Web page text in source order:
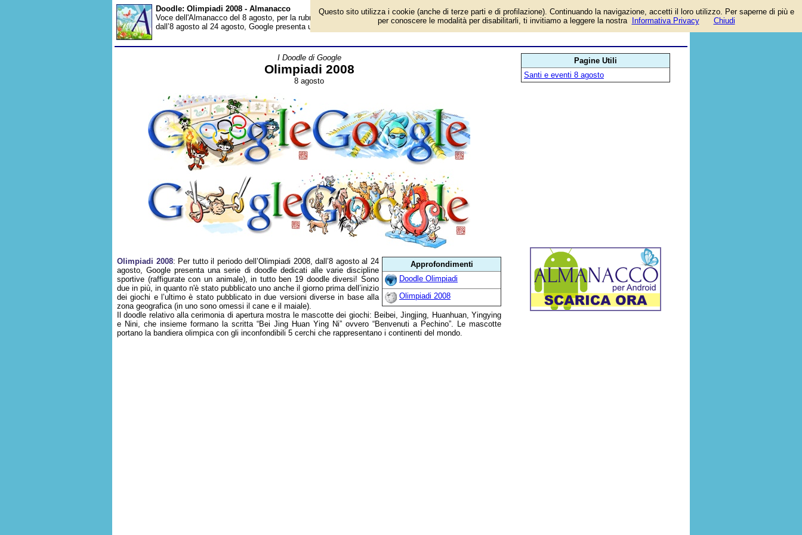
Doodle: Olimpiadi 2008 - Almanacco
Voce dell'Almanacco del 8 agosto, per la rubrica 'I Doodle di Google'. Per tutto il periodo dell’Olimpiadi 2008,
dall’8 agosto al 24 agosto, Google presenta una serie di doodle dedicati alle varie discipline sportive...
I Doodle di Google
Olimpiadi 2008
8 agosto
Approfondimenti
Doodle Olimpiadi
Olimpiadi 2008
Olimpiadi 2008: Per tutto il periodo dell’Olimpiadi 2008, dall’8 agosto al 24
agosto, Google presenta una serie di doodle dedicati alle varie discipline
sportive (raffigurate con un animale), in tutto ben 19 doodle diversi! Sono
due in più, in quanto n'è stato pubblicato uno anche il giorno prima dell’inizio
dei giochi e l’ultimo è stato pubblicato in due versioni diverse in base alla
zona geografica (in uno sono omessi il cane e il maiale).
Il doodle relativo alla cerimonia di apertura mostra le mascotte dei giochi: Beibei, Jingjing, Huanhuan, Yingying
e Nini, che insieme formano la scritta “Bei Jing Huan Ying Ni” ovvero “Benvenuti a Pechino”. Le mascotte
portano la bandiera olimpica con gli inconfondibili 5 cerchi che rappresentano i continenti del mondo.
Pagine Utili
Santi e eventi 8 agosto
Questo sito utilizza i cookie (anche di terze parti e di profilazione). Continuando la navigazione, accetti il loro utilizzo. Per saperne di più e
per conoscere le modalità per disabilitarli, ti invitiamo a leggere la nostra
Informativa Privacy Chiudi